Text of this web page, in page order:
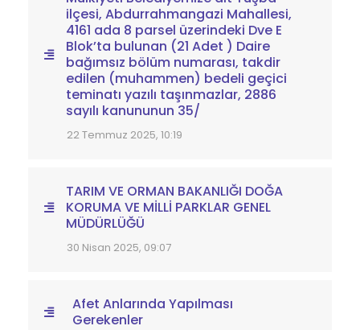
ilçesi, Abdurrahmangazi Mahallesi,
4161 ada 8 parsel üzerindeki Dve E
Blok’ta bulunan (21 Adet ) Daire
bağımsız bölüm numarası, takdir
edilen (muhammen) bedeli geçici
teminatı yazılı taşınmazlar, 2886
sayılı kanununun 35/
22 Temmuz 2025, 10:19
TARIM VE ORMAN BAKANLIĞI DOĞA
KORUMA VE MİLLİ PARKLAR GENEL
MÜDÜRLÜĞÜ
30 Nisan 2025, 09:07
Afet Anlarında Yapılması
Gerekenler